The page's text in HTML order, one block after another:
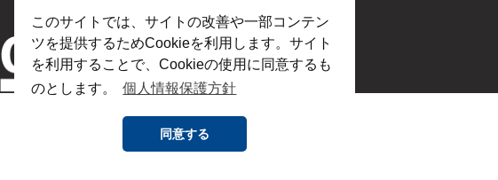
このサイトでは、サイトの改善や一部コンテン
ツを提供するためCookieを利用します。サイト
を利用することで、Cookieの使用に同意するも
のとします。
個人情報保護方針
同意する